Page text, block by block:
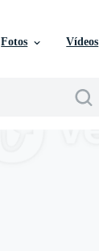
Fotos Vídeos